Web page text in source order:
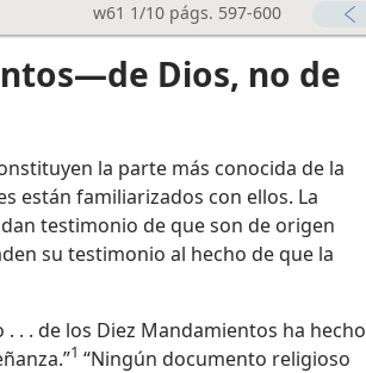
w61 1/10 págs. 597-600
Dios, no de
la parte más conocida de la
están familiarizados con ellos. La
testimonio de que son de origen
su testimonio al hecho de que la
. . de los Diez Mandamientos ha hecho
1 “Ningún documento religioso